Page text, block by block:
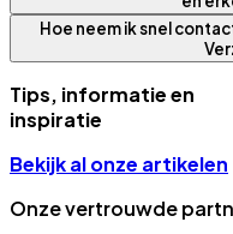
Hoe neem ik snel
Tips, informatie en
inspiratie
Bekijk al onze artikelen
Onze vertrouwde